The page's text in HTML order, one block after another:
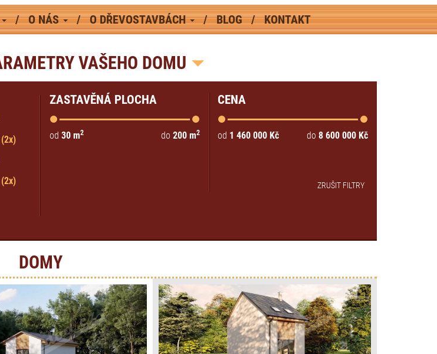
O NÁS O DŘEVOSTAVBÁCH BLOG KONTAKT
VAŠEHO DOMU
ZASTAVĚNÁ PLOCHA
od 30 m2 do 200 m2
CENA
od 1 460 000 Kč do 8 600 000 Kč
ZRUŠIT FILTRY
DOMY